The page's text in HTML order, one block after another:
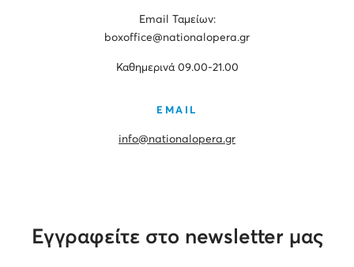
Εmail Ταμείων:
boxoffice@nationalopera.gr
Καθημερινά 09.00-21.00
EMAIL
info@nationalopera.gr
Εγγραφείτε στο newsletter μας